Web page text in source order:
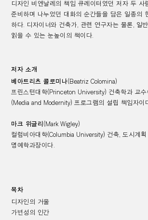
디자인 비엔날레의 책임 큐레이터였던 저자 두 사
준비하며 나누었던 대화의 순간들을 담은 일종의
하다
디자이너와 건축가 관련 연구자는 물론
일
읽을 수 있는 눈높이의 책이다
저자 소개
베아트리츠 콜로미나(Beatriz Colomina)
프린스턴대학(Princeton University) 건축학과 교
(Media and Modernity) 프로그램의 설립 책임자이
마크 위글리 (Mark Wigley)
컬럼비아대학(Columbia University) 건축
도시계
명예학과장이다
목차
디자인의 거울
가변성의 인간